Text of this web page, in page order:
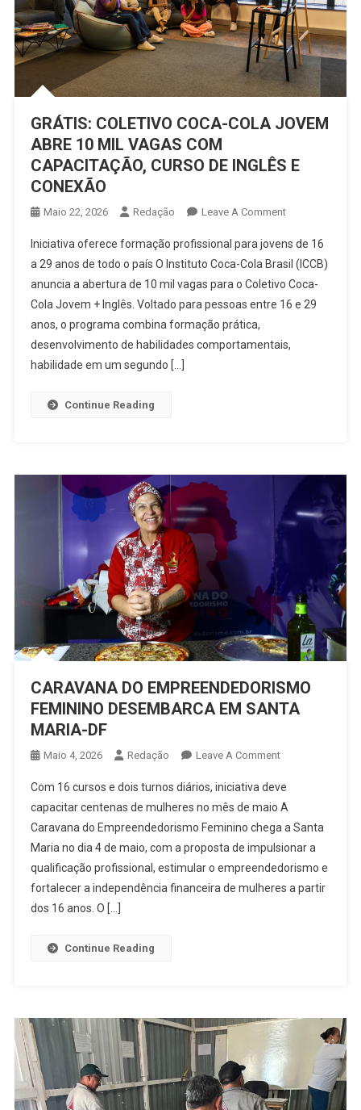
GRÁTIS: COLETIVO COCA-COLA JOVEM
ABRE 10 MIL VAGAS COM
CAPACITAÇÃO, CURSO DE INGLÊS E
CONEXÃO
Maio 22, 2026 Redação Leave A CommentOn
COLETIVO
COCA-
COLA
JOVEM
10
CONEXÃO
Iniciativa oferece formação profissional para jovens de 16
a 29 anos de todo o país O Instituto Coca-Cola Brasil (ICCB)
anuncia a abertura de 10 mil vagas para o Coletivo Coca-
Cola Jovem + Inglês. Voltado para pessoas entre 16 e 29
anos, o programa combina formação prática,
desenvolvimento de habilidades comportamentais,
habilidade em um segundo […]
Continue Reading
CARAVANA DO EMPREENDEDORISMO
FEMININO DESEMBARCA EM SANTA
MARIA-DF
Maio 4, 2026 Redação Leave A CommentOn
DO
FEMININO
DESEMBARCA
EM
SANTA
Com 16 cursos e dois turnos diários, iniciativa deve
capacitar centenas de mulheres no mês de maio A
Caravana do Empreendedorismo Feminino chega a Santa
Maria no dia 4 de maio, com a proposta de impulsionar a
qualificação profissional, estimular o empreendedorismo e
fortalecer a independência financeira de mulheres a partir
dos 16 anos. O […]
Continue Reading